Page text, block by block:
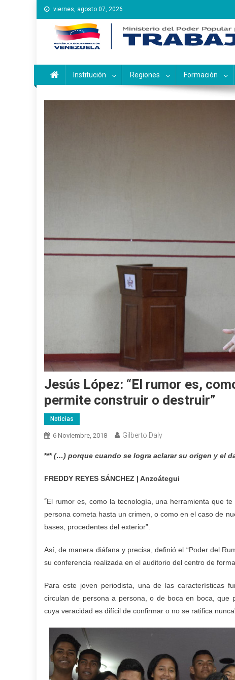
Saltar
al
contenido
viernes, agosto 07, 2026
Instituto Nacional de
Inces
Institución Regiones Formación
Jesús López: “El rumor es,
permite construir o destruir”
Noticias
6 Noviembre, 2018 Gilberto Daly
***(…) porque cuando se logra aclarar su origen y el
FREDDY REYES SÁNCHEZ | Anzoátegui
“El rumor es, como la tecnología, una herramienta que
persona cometa hasta un crimen, o como en el caso de
bases, procedentes del exterior”.
Así, de manera diáfana y precisa, definió el “Poder del
su conferencia realizada en el auditorio del centro de
Para este joven periodista, una de las características
circulan de persona a persona, o de boca en boca, que
cuya veracidad es difícil de confirmar o no se ratifica